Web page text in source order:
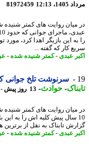
12:13
81972459
روایت های کمتر شنیده شده
عبدی،
این بازیگر اهدا کرد، مورد
کار که گفته ...
عبدی-کمتر شنیده شده-عبدی
سرنوشت تلخ جوانی که
-حوادث -13 روز پیش - سه شنبه 6 مرداد 1405، 12:05
روایت های کمتر شنیده شده
سال پیش کلیه اش را به این
تابناک به نقل از برترین ها؛ در
عبدی-کمتر شنیده شده-عبدی